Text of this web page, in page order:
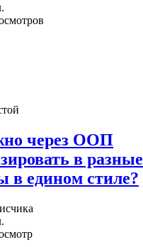
через ООП
в разные
в едином стиле?